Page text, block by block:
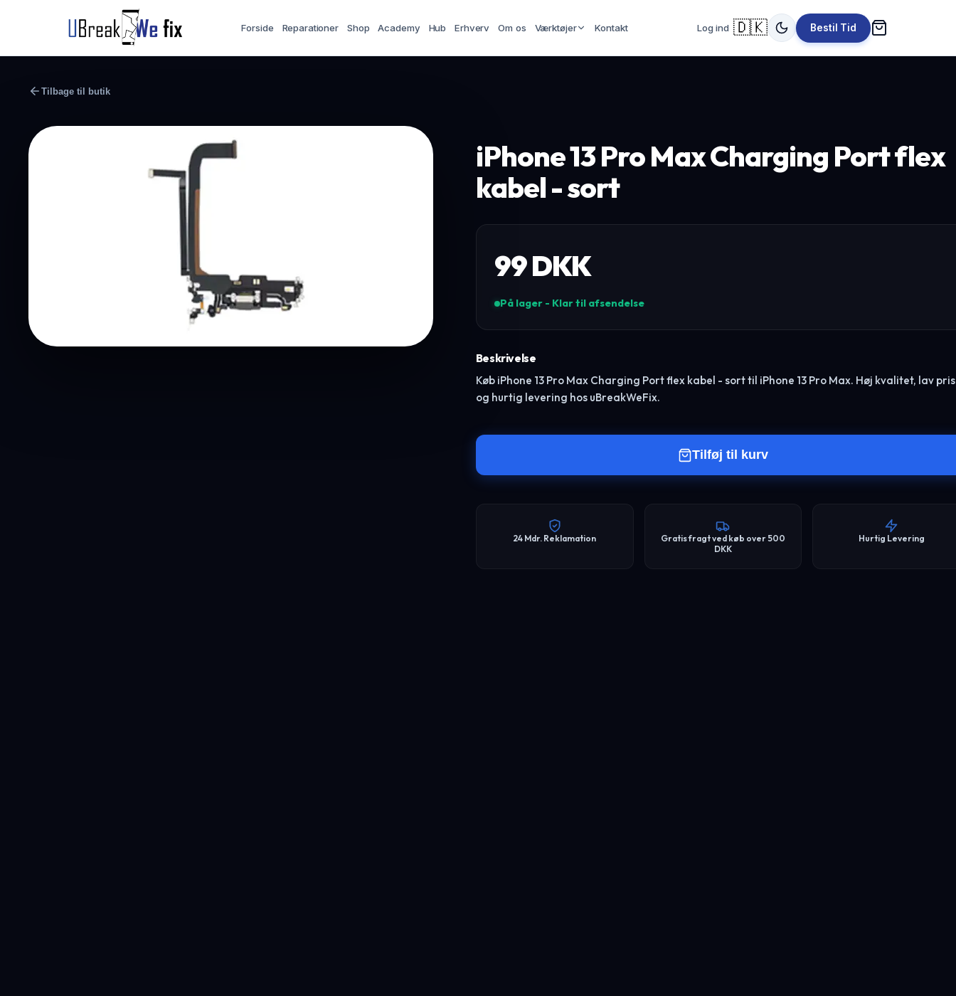
Forside Reparationer Shop Academy Hub Erhverv Om os Værktøjer Kontakt Log ind 🇩🇰 Bestil Tid
Tilbage til butik
iPhone 13 Pro Max Charging Port flex
kabel - sort
99DKK
På lager - Klar til afsendelse
Beskrivelse
Køb iPhone 13 Pro Max Charging Port flex kabel - sort til iPhone 13 Pro Max. Høj kvalitet, lav pris
og hurtig levering hos uBreakWeFix.
Tilføj til kurv
24 Mdr. Reklamation
Gratis fragt ved køb over 500
DKK
Hurtig Levering